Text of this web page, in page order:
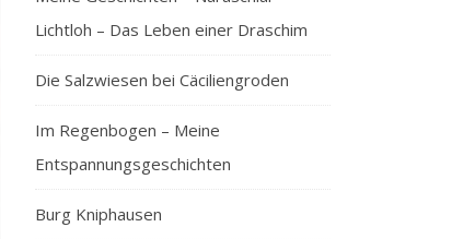
Lichtloh – Das Leben einer Draschim
Die Salzwiesen bei Cäciliengroden
Im Regenbogen – Meine
Entspannungsgeschichten
Burg Kniphausen